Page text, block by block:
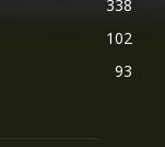
338
102
93